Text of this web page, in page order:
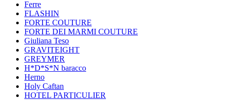
Ferre
FLASHIN
FORTE COUTURE
FORTE DEI MARMI COUTURE
Giuliana Teso
GRAVITEIGHT
GREYMER
H*D*S*N baracco
Herno
Holy Caftan
HOTEL PARTICULIER